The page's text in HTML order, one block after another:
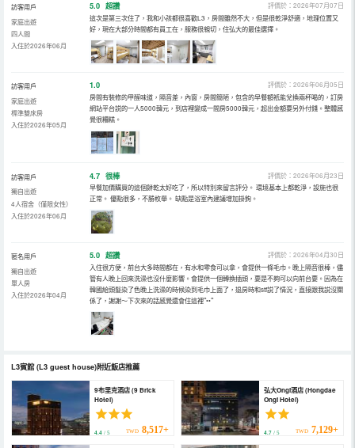
訪客用戶
家庭出遊
四人間
入住於2026年06月
5.0 超讚
評價於：2026年07月07日
這次是第三次住了，我和小孩都很喜歡L3，房間雖然不大，但是很乾淨舒適，地理位置又
好，現在大部分時間都有員工在，服務很親切，住弘大的最佳選擇。
訪客用戶
家庭出遊
標準雙床房
入住於2026年05月
1.0
評價於：2026年06月05日
房間有裝修的甲醛味道，隔音差，內窗，房間簡陋，包含的早餐額衹能兌換兩杯喝的，訂房
網站平台説的一人5000韓元，到店裡變成一間房5000韓元，超出金額要另外付錢。整體感
覺很糟糕。
訪客用戶
獨自出遊
4人宿舍（僅限女性）
入住於2026年06月
4.7 很棒
評價於：2026年06月23日
早餐加價購買的這個餅乾太好吃了，所以特別來留言評分。 環境基本上都乾淨，設施也很
正常。 優點很多，不勝枚舉。 缺點是浴室內建議增加掛鉤。
匿名用戶
獨自出遊
單人房
入住於2026年04月
5.0 超讚
評價於：2026年04月30日
入住很方便，前台大多時間都在，有水和零食可以拿，會提供一條毛巾。晚上隔音很棒，儘
管有人晚上回來洗澡也沒什麼影響。會提供一個轉換插頭，要是不夠可以向前台要。因為在
韓國給頭髮染了色晚上洗澡的時候染到毛巾上面了，退房時和stf説了情況，直接跟我説沒關
係了，謝謝～下次來的話感覺還會住這裡՞••՞
L3賓館(L3 guest house)附近飯店推薦
9布里克酒店 (9 Brick
Hotel)
4.4 / 5 TWD 8,517+
弘大Ongi酒店 (Hongdae
Ongi Hotel)
4.7/ 5 TWD 7,129+